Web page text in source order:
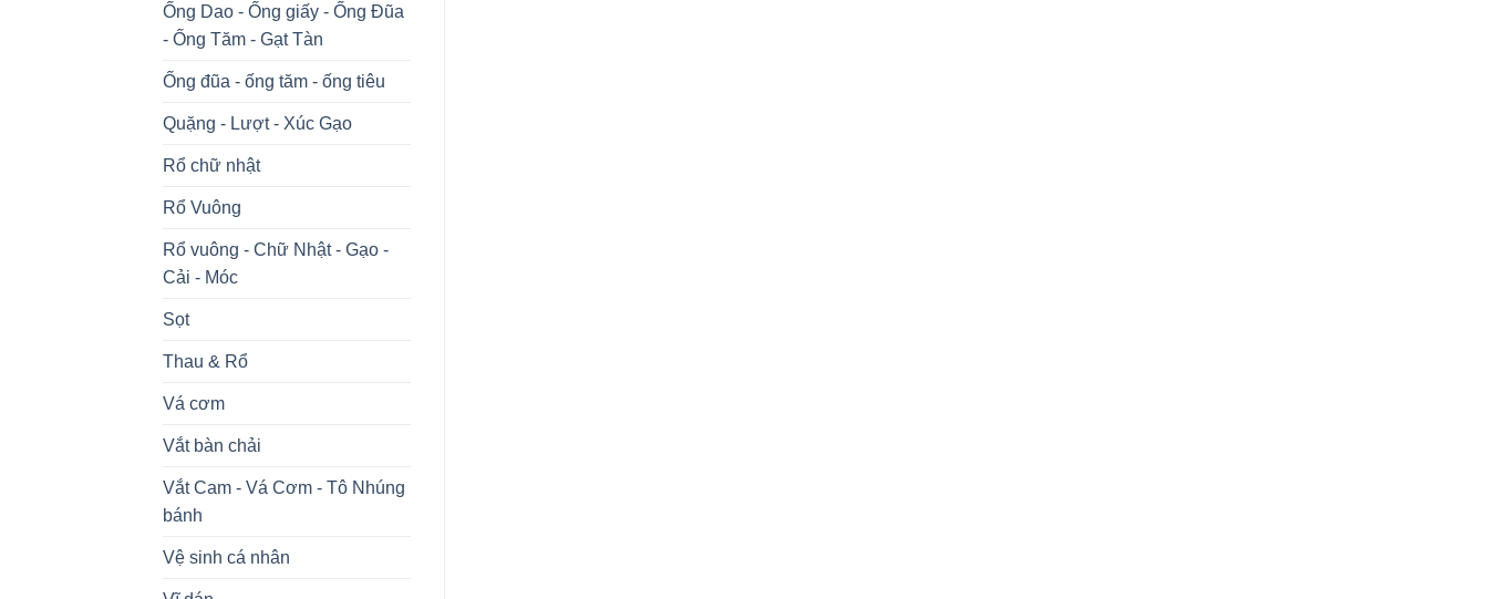
Ống Dao - Ống giấy - Ống Đũa
- Ống Tăm - Gạt Tàn
Ống đũa - ống tăm - ống tiêu
Quặng - Lượt - Xúc Gạo
Rổ chữ nhật
Rổ Vuông
Rổ vuông - Chữ Nhật - Gạo -
Cải - Móc
Sọt
Thau & Rổ
Vá cơm
Vắt bàn chải
Vắt Cam - Vá Cơm - Tô Nhúng
bánh
Vệ sinh cá nhân